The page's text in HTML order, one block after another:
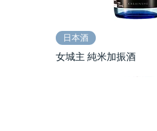
日本酒
女城主 純米加振酒